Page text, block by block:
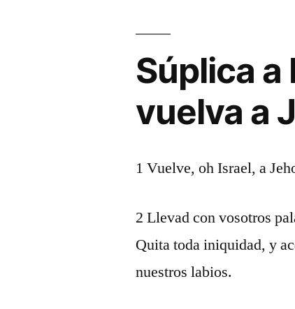
Súplica a
vuelva a
1 Vuelve, oh Israel, a
2 Llevad con vosotros
Quita toda iniquidad, y
nuestros labios.